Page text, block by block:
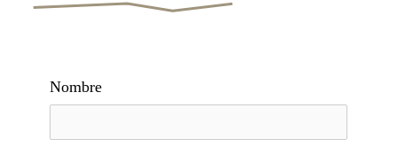
Nombre